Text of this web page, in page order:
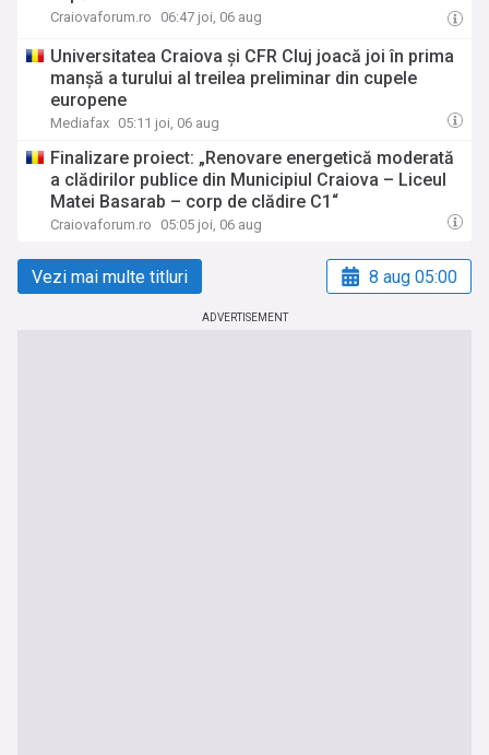
Craiovaforum.ro 06:47 joi, 06 aug
Universitatea Craiova și CFR Cluj joacă joi în prima
manșă a turului al treilea preliminar din cupele
europene
Mediafax 05:11 joi, 06 aug
Finalizare proiect: „Renovare energetică moderată
a clădirilor publice din Municipiul Craiova – Liceul
Matei Basarab – corp de clădire C1“
Craiovaforum.ro 05:05 joi, 06 aug
Vezi mai multe titluri 8 aug 05:00
ADVERTISEMENT